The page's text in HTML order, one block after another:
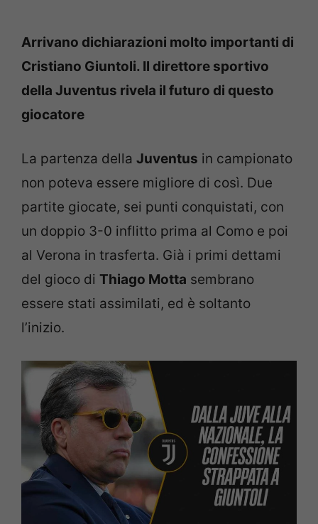
Arrivano dichiarazioni molto importanti di
Cristiano Giuntoli. Il direttore sportivo
della Juventus rivela il futuro di questo
giocatore
La partenza della Juventus in campionato
non poteva essere migliore di così. Due
partite giocate, sei punti conquistati, con
un doppio 3-0 inflitto prima al Como e poi
al Verona in trasferta. Già i primi dettami
del gioco di Thiago Motta sembrano
essere stati assimilati, ed è soltanto
l’inizio.